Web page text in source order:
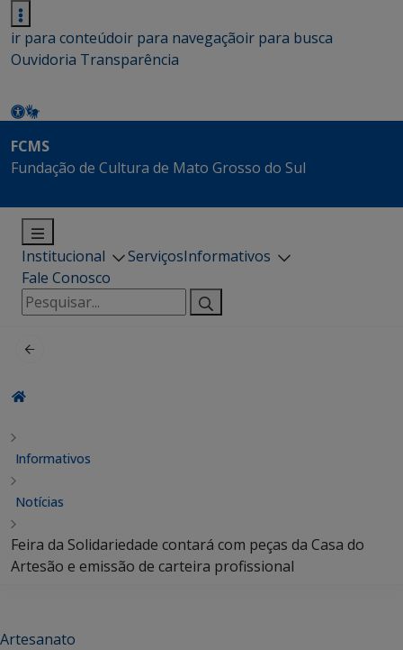
ir para conteúdoir para navegaçãoir para busca
Ouvidoria Transparência
FCMS
Fundação de Cultura de Mato Grosso do Sul
Institucional ServiçosInformativos
Fale Conosco
Pesquisar
por:
Informativos
Notícias
Feira da Solidariedade contará com peças da Casa do
Artesão e emissão de carteira profissional
Artesanato